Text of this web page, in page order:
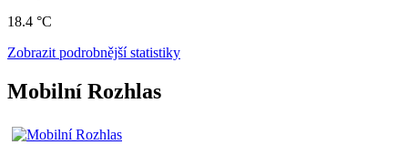
18.4 °C
Zobrazit podrobnější statistiky
Mobilní Rozhlas